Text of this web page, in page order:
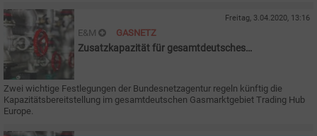
Freitag, 3.04.2020, 13:16
E&M GASNETZ
Zusatzkapazität für gesamtdeutsches
Zwei wichtige Festlegungen der Bundesnetzagentur regeln künftig die
Kapazitätsbereitstellung im gesamtdeutschen Gasmarktgebiet Trading Hub
Europe.